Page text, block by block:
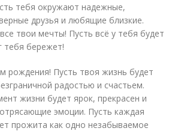
тебя окружают надежные,
друзья и любящие близкие.
твои мечты! Пусть всё у тебя будет
тебя бережет!
рождения! Пусть твоя жизнь будет
радостью и счастьем.
жизни будет ярок, прекрасен и
эмоции. Пусть каждая
прожита как одно незабываемое